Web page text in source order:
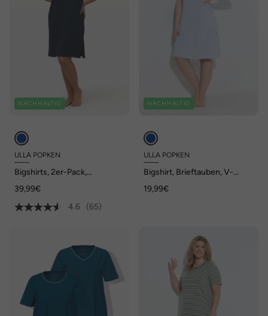
NACHHALTIG
ULLA POPKEN
Bigshirts, 2er-Pack,
Halbarm
39,99€
4.6
(65)
NACHHALTIG
ULLA POPKEN
Bigshirt, Brieftauben, V-
19,99€